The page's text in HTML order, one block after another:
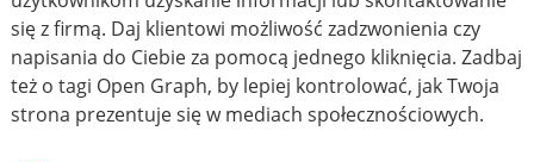
się z firmą. Daj klientowi możliwość zadzwonienia czy
napisania do Ciebie za pomocą jednego kliknięcia. Zadbaj
też o tagi Open Graph, by lepiej kontrolować, jak Twoja
strona prezentuje się w mediach społecznościowych.